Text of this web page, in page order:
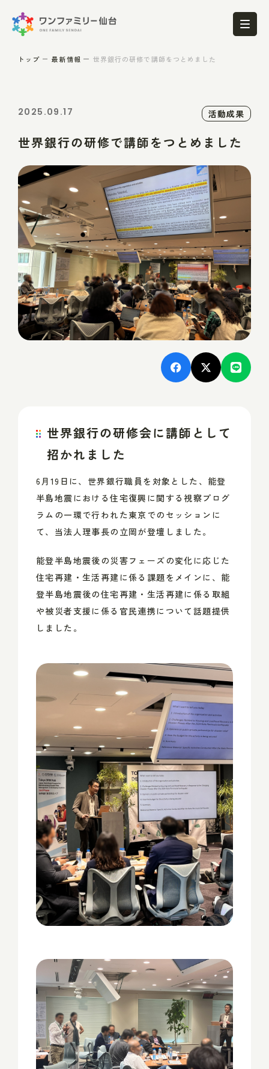
トップ 最新情報 世界銀行の研修で講師をつとめました
2025.09.17 活動成果
世界銀行の研修で講師をつとめました
世界銀行の研修会に講師として
招かれました
6月19日に、 世界銀行職員を対象とした、能登
半島地震における住宅復興に関する視察プログ
ラムの一環で行われた東京でのセッション に
て、当法人理事長の立岡が登壇しました。
能登半島地震後の災害フェーズの変化に応じた
住宅再建・生活再建に係る課題をメインに、 能
登半島地震後の住宅再建・生活再建に係る取組
や被災者支援に係る官民連携について話題提供
しました。